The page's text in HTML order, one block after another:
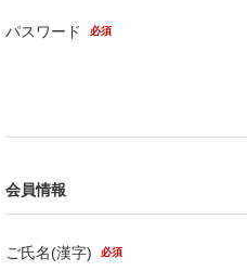
パスワード 必須
会員情報
ご氏名(漢字) 必須